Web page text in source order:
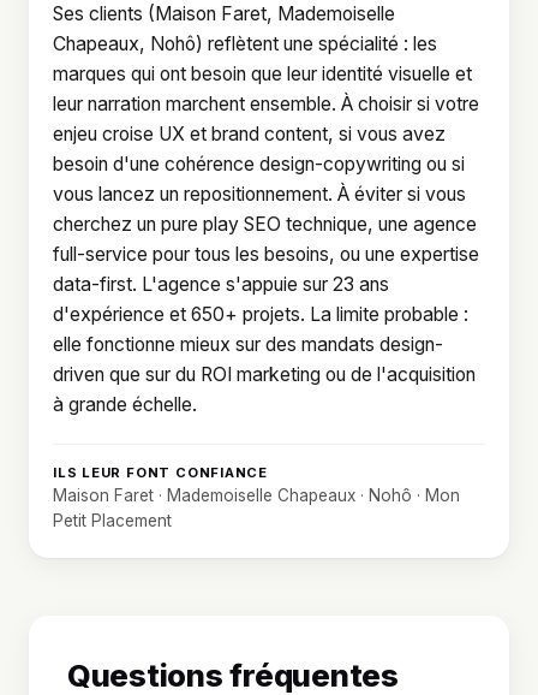
Ses clients (Maison Faret, Mademoiselle
Chapeaux, Nohô) reflètent une spécialité : les
marques qui ont besoin que leur identité visuelle et
leur narration marchent ensemble. À choisir si votre
enjeu croise UX et brand content, si vous avez
besoin d'une cohérence design-copywriting ou si
vous lancez un repositionnement. À éviter si vous
cherchez un pure play SEO technique, une agence
full-service pour tous les besoins, ou une expertise
data-first. L'agence s'appuie sur 23 ans
d'expérience et 650+ projets. La limite probable :
elle fonctionne mieux sur des mandats design-
driven que sur du ROI marketing ou de l'acquisition
à grande échelle.
ILS LEUR FONT CONFIANCE
Maison Faret · Mademoiselle Chapeaux · Nohô · Mon
Petit Placement
Questions fréquentes